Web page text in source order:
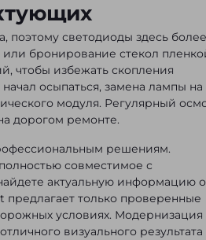
поэтому светодиоды здесь более
бронирование стекол
чтобы избежать скопления
осыпаться, замена лампы на
модуля. Регулярный
дорогом ремонте.
решениям.
совместимое с
актуальную информацию о
предлагает только проверенные
условиях. Модернизация
визуального результата